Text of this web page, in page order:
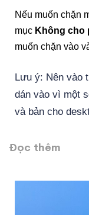
Nếu muốn chặn
mục Không cho
muốn chặn vào
Lưu ý: Nên vào
dán vào vì một
và bản cho
Đọc thêm